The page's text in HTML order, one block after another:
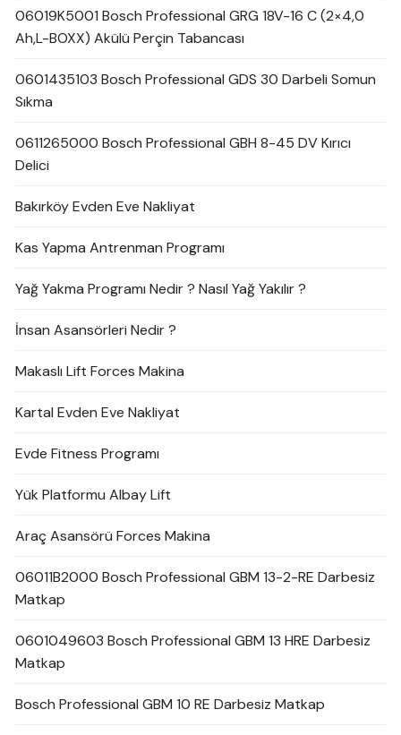
06019K5001 Bosch Professional GRG 18V-16 C (2×4,0
Ah,L-BOXX) Akülü Perçin Tabancası
0601435103 Bosch Professional GDS 30 Darbeli Somun
Sıkma
0611265000 Bosch Professional GBH 8-45 DV Kırıcı
Delici
Bakırköy Evden Eve Nakliyat
Kas Yapma Antrenman Programı
Yağ Yakma Programı Nedir ? Nasıl Yağ Yakılır ?
İnsan Asansörleri Nedir ?
Makaslı Lift Forces Makina
Kartal Evden Eve Nakliyat
Evde Fitness Programı
Yük Platformu Albay Lift
Araç Asansörü Forces Makina
06011B2000 Bosch Professional GBM 13-2-RE Darbesiz
Matkap
0601049603 Bosch Professional GBM 13 HRE Darbesiz
Matkap
Bosch Professional GBM 10 RE Darbesiz Matkap